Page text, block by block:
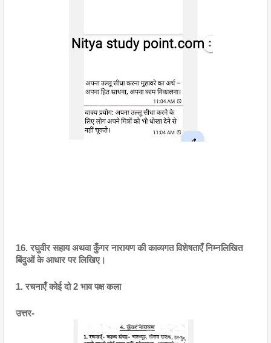
16. रघुवीर सहाय अथवा कुँगर नारायण की काव्यगत विशेषताएँ निम्नलिखित
बिंदुओं के आधार पर लिखिए।
1. रचनाएँ कोई दो 2 भाव पक्ष कला
उत्तर-